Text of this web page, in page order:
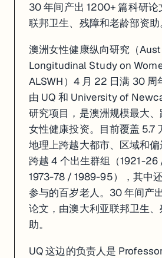
30 年间产出 1200+ 篇科研论
联邦卫生、残障和老龄部资助
澳洲女性健康纵向研究（
Longitudinal Study on
ALSWH）4 月 22 日满 30 周
由 UQ 和 University of
研究项目，是澳洲规模最大
女性健康投资。目前覆盖 5.7
地理上跨越大都市、区域和
跨越 4 个出生群组（1921-
1973-78 / 1989-95），其中
参与的百岁老人。30 年间产
论文，由澳大利亚联邦卫生
助。
UQ 这边的负责人是